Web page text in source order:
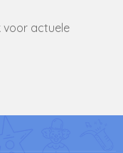
voor actuele